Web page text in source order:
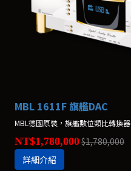
MBL 1611F 旗艦DAC
MBL德國原裝，旗艦數位類比轉換器
NT$1,780,000$1,780,000
詳細介紹